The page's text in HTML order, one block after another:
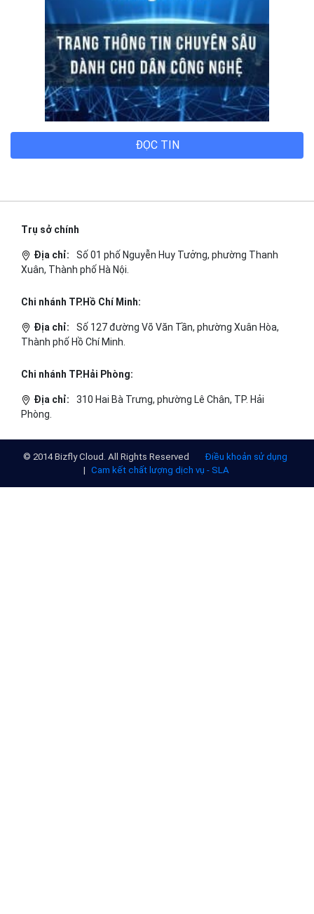
ĐỌC TIN
Trụ sở chính
Địa chỉ:
Số 01 phố Nguyễn Huy Tưởng, phường Thanh
Xuân, Thành phố Hà Nội.
Chi nhánh TP.Hồ Chí Minh:
Địa chỉ:
Số 127 đường Võ Văn Tần, phường Xuân Hòa,
Thành phố Hồ Chí Minh.
Chi nhánh TP.Hải Phòng:
Địa chỉ:
310 Hai Bà Trưng, phường Lê Chân, TP. Hải
Phòng.
© 2014 Bizfly Cloud. All Rights Reserved
Điều khoản sử dụng
| Cam kết chất lượng dịch vụ - SLA